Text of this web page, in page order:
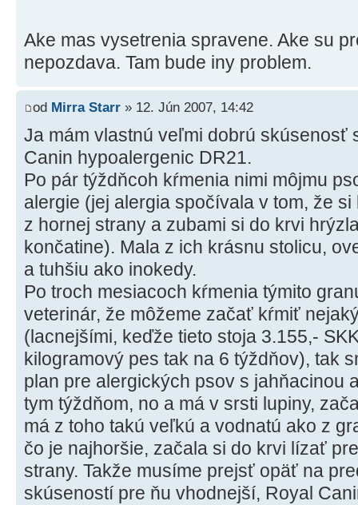
Ake mas vysetrenia spravene. Ake su
nepozdava. Tam bude iny problem.
od Mirra Starr » 12. Jún 2007, 14:42
Ja mám vlastnú veľmi dobrú skúsenosť
Canin hypoalergenic DR21.
Po pár týždňcoh kŕmenia nimi môjmu
alergie (jej alergia spočívala v tom, že
z hornej strany a zubami si do krvi
končatine). Mala z ich krásnu stolicu,
a tuhšiu ako inokedy.
Po troch mesiacoch kŕmenia týmito
veterinár, že môžeme začať kŕmiť
(lacnejšími, keďže tieto stoja 3.155,-
kilogramový pes tak na 6 týždňov), tak
plan pre alergických psov s jahňacinou
tym týždňom, no a má v srsti lupiny,
má z toho takú veľkú a vodnatú ako z
čo je najhoršie, začala si do krvi lízať
strany. Takže musíme prejsť opäť na
skúseností pre ňu vhodnejší, Royal